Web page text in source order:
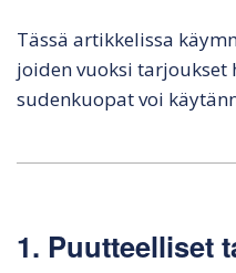
Tässä artikkelissa
joiden vuoksi tarjoukset
sudenkuopat voi
1. Puutteelliset